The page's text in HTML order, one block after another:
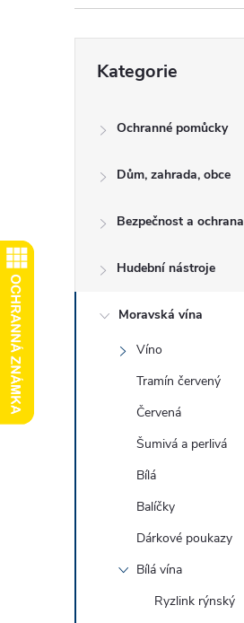
n
kategorie
Kategorie
Ochranné pomůcky
Dům, zahrada, obce
Bezpečnost a ochrana
Hudební nástroje
Moravská vína
Víno
Tramín červený
Červená
Šumivá a perlivá
Bílá
Balíčky
Dárkové poukazy
Bílá vína
Ryzlink rýnský